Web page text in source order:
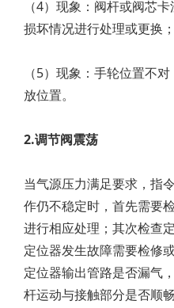
（4）现象：阀杆或阀芯
损坏情况进行处理或更换；
（5）现象：手轮位置不
放位置。
2.调节阀震荡
当气源压力满足要求，指
作仍不稳定时，首先需要
进行相应处理；其次检查
定位器发生故障需要检修
定位器输出管路是否漏气
杆运动与接触部分是否顺